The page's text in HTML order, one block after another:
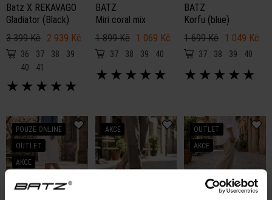
Batz X REKAVAGO
Gladiator (Black)
3 399 Kč 2 939 Kč
36 37 38
39
40
41
★ ★ ★ ★ ★
BATZ
Miri coral mix
1 899 Kč 1 069 Kč
37 38 39 40
★ ★ ★ ★ ★
BATZ
Korfu (blue)
1 699 Kč 1 049 Kč
37 38 39 40
★ ★ ★ ★ ★
POUZE ONLINE
OUTLET
AKCE
AKCE
OUTLET
AKCE